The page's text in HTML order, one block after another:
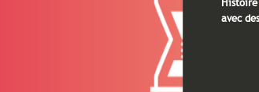
avec